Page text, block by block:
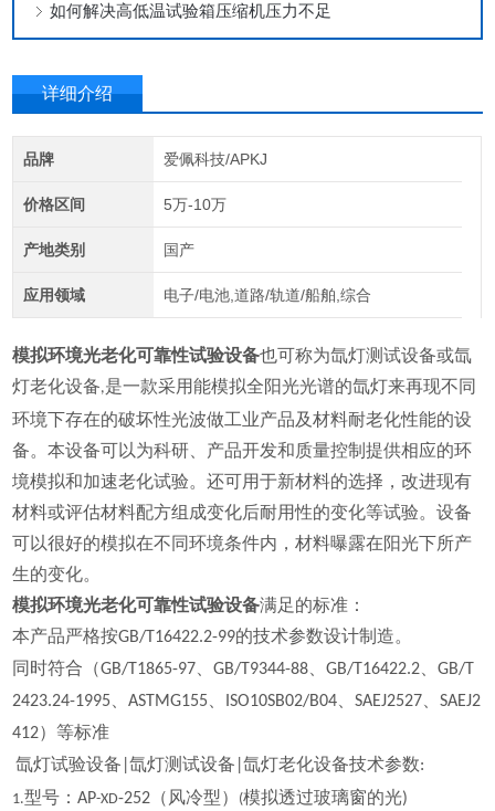
如何解决高低温试验箱压缩机压力不足
详细介绍
品牌 爱佩科技/APKJ
价格区间 5万-10万
产地类别 国产
应用领域 电子/电池,道路/轨道/船舶,综合
模拟环境光老化可靠性试验设备也可称为氙灯测试设备或氙
灯老化设备,是一款采用能模拟全阳光光谱的氙灯来再现不同
环境下存在的破坏性光波做工业产品及材料耐老化性能的设
备。本设备可以为科研、产品开发和质量控制提供相应的环
境模拟和加速老化试验。还可用于新材料的选择，改进现有
材料或评估材料配方组成变化后耐用性的变化等试验。设备
可以很好的模拟在不同环境条件内，材料曝露在阳光下所产
生的变化。
模拟环境光老化可靠性试验设备满足的标准 ：
本产品严格按GB/T16422.2-99的技术参数设计制造。
同时符合（GB/T1865-97 、GB/T9344-88 、GB/T16422.2 、GB/T
2423.24-1995 、ASTMG155 ISO10SB02/B04 、SAEJ2527 、SAEJ2
412）等标准
氙灯试验设备 |氙灯测试设备 |氙灯老化设备技术参数:
1.型号：AP-XD-252 （风冷型） (模拟透过玻璃窗的光)